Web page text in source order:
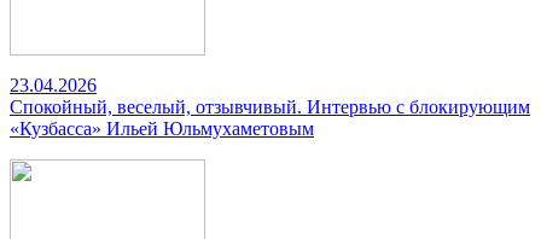
23.04.2026
Спокойный, веселый, отзывчивый. Интервью с блокирующим
«Кузбасса» Ильей Юльмухаметовым